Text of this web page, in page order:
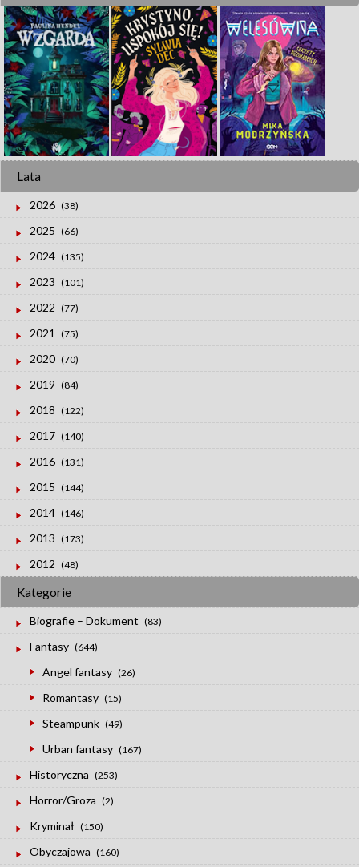
Lata
2026 (38)
2025 (66)
2024 (135)
2023 (101)
2022 (77)
2021 (75)
2020 (70)
2019 (84)
2018 (122)
2017 (140)
2016 (131)
2015 (144)
2014 (146)
2013 (173)
2012 (48)
Kategorie
Biografie – Dokument (83)
Fantasy (644)
Angel fantasy (26)
Romantasy (15)
Steampunk (49)
Urban fantasy (167)
Historyczna (253)
Horror/Groza (2)
Kryminał (150)
Obyczajowa (160)